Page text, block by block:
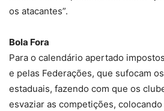
os atacantes”.
Bola Fora
Para o calendário apertado
e pelas Federações, que sufocam
estaduais, fazendo com que os
esvaziar as competições,